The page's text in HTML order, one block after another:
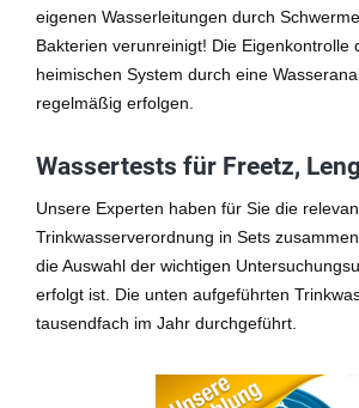
eigenen Wasserleitungen durch
Bakterien verunreinigt! Die Eigenkontrolle
heimischen System durch eine
regelmäßig erfolgen.
Wassertests für Freetz,
Unsere Experten haben für Sie die
Trinkwasserverordnung in Sets
die Auswahl der wichtigen
erfolgt ist. Die unten aufgeführten
tausendfach im Jahr durchgeführt.